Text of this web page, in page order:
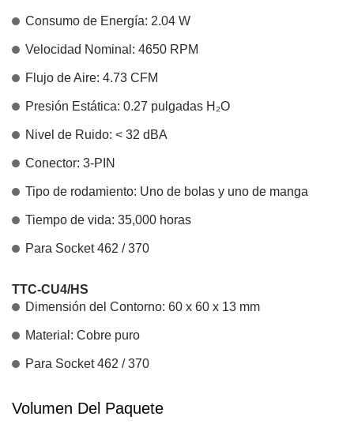
Consumo de Energía: 2.04 W
Velocidad Nominal: 4650 RPM
Flujo de Aire: 4.73 CFM
Presión Estática: 0.27 pulgadas H₂O
Nivel de Ruido: < 32 dBA
Conector: 3-PIN
Tipo de rodamiento: Uno de bolas y uno de manga
Tiempo de vida: 35,000 horas
Para Socket 462 / 370
TTC-CU4/HS
Dimensión del Contorno: 60 x 60 x 13 mm
Material: Cobre puro
Para Socket 462 / 370
Volumen Del Paquete